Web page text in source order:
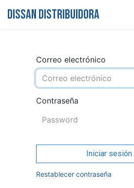
DISSAN DISTRIBUIDORA
Correo electrónico
Contraseña
Iniciar sesión
Restablecer contraseña